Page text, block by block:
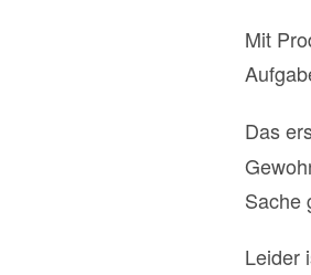
Mit
Das
Sache
Leider